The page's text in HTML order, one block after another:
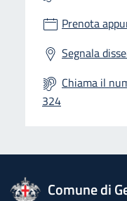
Prenota
Segnala
Chiama il
324
logo Unione Europea
Comune di